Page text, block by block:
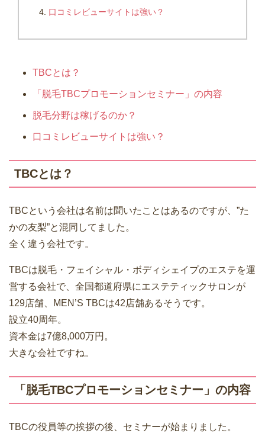
口コミレビューサイトは強い？
TBCとは？
「脱毛TBCプロモーションセミナー」の内容
脱毛分野は稼げるのか？
口コミレビューサイトは強い？
TBCとは？
TBCという会社は名前は聞いたことはあるのですが、”た
かの友梨”と混同してました。
全く違う会社です。
TBCは脱毛・フェイシャル・ボディシェイプのエステを運
営する会社で、全国都道府県にエステティックサロンが
129店舗、MEN’S TBCは42店舗あるそうです。
設立40周年。
資本金は7億8,000万円。
大きな会社ですね。
「脱毛TBCプロモーションセミナー」の内容
TBCの役員等の挨拶の後、セミナーが始まりました。